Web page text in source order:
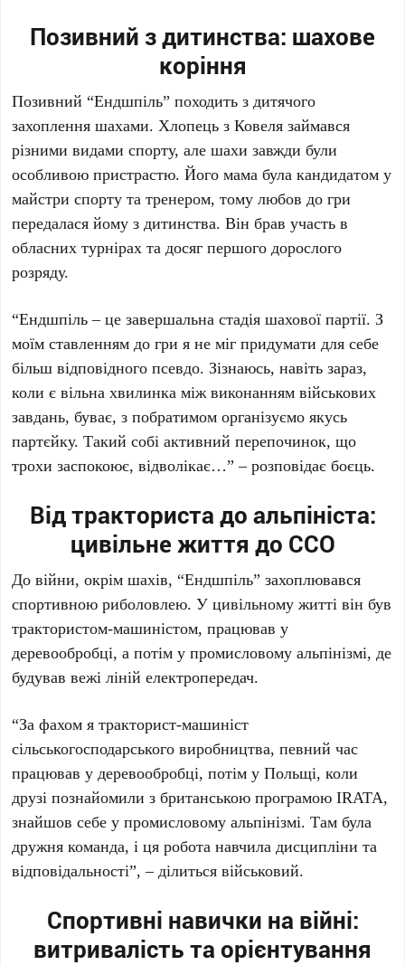
Позивний з дитинства: шахове
коріння
Позивний “Ендшпіль” походить з дитячого
захоплення шахами. Хлопець з Ковеля займався
різними видами спорту, але шахи завжди були
особливою пристрастю. Його мама була кандидатом у
майстри спорту та тренером, тому любов до гри
передалася йому з дитинства. Він брав участь в
обласних турнірах та досяг першого дорослого
розряду.
“Ендшпіль – це завершальна стадія шахової партії. З
моїм ставленням до гри я не міг придумати для себе
більш відповідного псевдо. Зізнаюсь, навіть зараз,
коли є вільна хвилинка між виконанням військових
завдань, буває, з побратимом організуємо якусь
партєйку. Такий собі активний перепочинок, що
трохи заспокоює, відволікає…” – розповідає боєць.
Від тракториста до альпініста:
цивільне життя до ССО
До війни, окрім шахів, “Ендшпіль” захоплювався
спортивною риболовлею. У цивільному житті він був
трактористом-машиністом, працював у
деревообробці, а потім у промисловому альпінізмі, де
будував вежі ліній електропередач.
“За фахом я тракторист-машиніст
сільськогосподарського виробництва, певний час
працював у деревообробці, потім у Польщі, коли
друзі познайомили з британською програмою IRATA,
знайшов себе у промисловому альпінізмі. Там була
дружня команда, і ця робота навчила дисципліни та
відповідальності”, – ділиться військовий.
Спортивні навички на війні:
витривалість та орієнтування